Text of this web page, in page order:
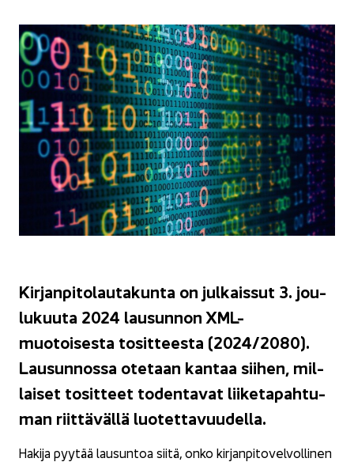
Kir­jan­pi­to­lau­ta­kun­ta on jul­kais­sut 3. jou­
lu­kuu­ta 2024 lausun­non XML-​
muotoisesta to­sit­tees­ta (2024/2080).
Lausun­nos­sa ote­taan kan­taa sii­hen, mil­
lai­set to­sit­teet to­den­ta­vat lii­ke­ta­pah­tu­
man riit­tä­väl­lä luo­tet­ta­vuu­del­la.
Ha­ki­ja pyy­tää lausun­toa siitä, onko kir­jan­pi­to­vel­vol­li­nen